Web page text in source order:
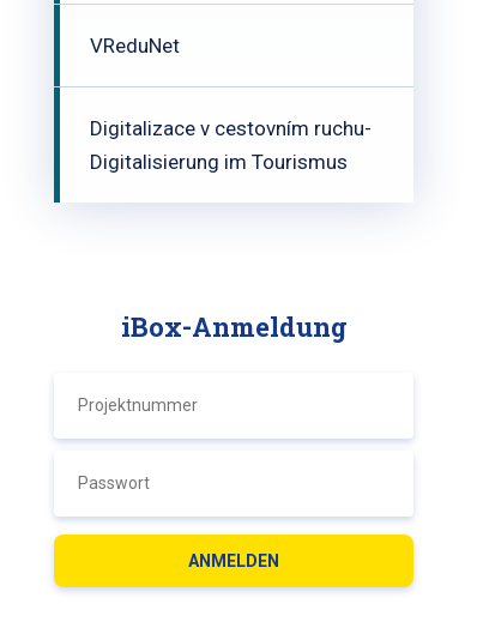
VReduNet
Digitalizace v cestovním ruchu-
Digitalisierung im Tourismus
iBox-Anmeldung